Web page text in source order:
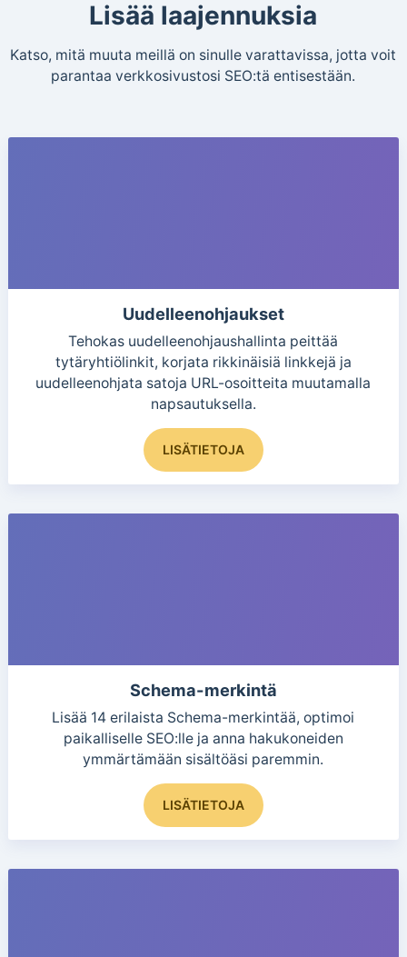
Lisää laajennuksia
Katso, mitä muuta meillä on sinulle varattavissa, jotta voit
parantaa verkkosivustosi SEO:tä entisestään.
Uudelleenohjaukset
Tehokas uudelleenohjaushallinta peittää
tytäryhtiölinkit, korjata rikkinäisiä linkkejä ja
uudelleenohjata satoja URL-osoitteita muutamalla
napsautuksella.
LISÄTIETOJA
Schema-merkintä
Lisää 14 erilaista Schema-merkintää, optimoi
paikalliselle SEO:lle ja anna hakukoneiden
ymmärtämään sisältöäsi paremmin.
LISÄTIETOJA
Tällä
tuotteella